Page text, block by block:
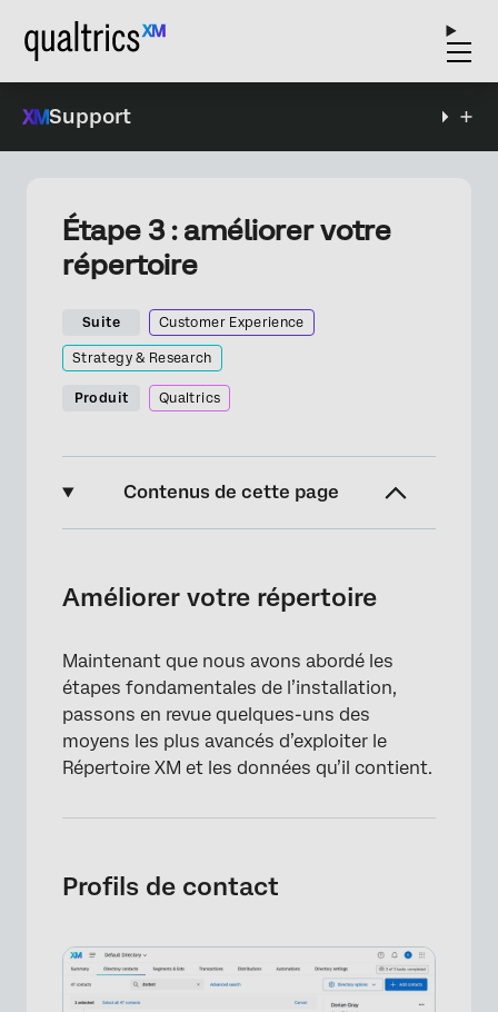
Support
Étape 3 : améliorer votre
répertoire
Suite Customer Experience
Strategy & Research
Produit Qualtrics
Contenus de cette page
Profils de contact
Recueillir des données d’expérience
Données transactionnelles × close
Combler les lacunes grâce à des flux de
travail supplémentaires
Rapports sur les distributions
Améliorer votre répertoire
Maintenant que nous avons abordé les
étapes fondamentales de l’installation,
passons en revue quelques-uns des
moyens les plus avancés d’exploiter le
Répertoire XM et les données qu’il contient.
Profils de contact